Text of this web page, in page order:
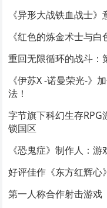
《异形大战铁血战士
《红色的炼金术士与
重回无限循环的战斗：
《伊苏X -诺曼荣光-》
法！
字节旗下科幻生存
锁国区
《恐鬼症》制作人：
好评佳作《东方红辉
第一人称合作射击游戏